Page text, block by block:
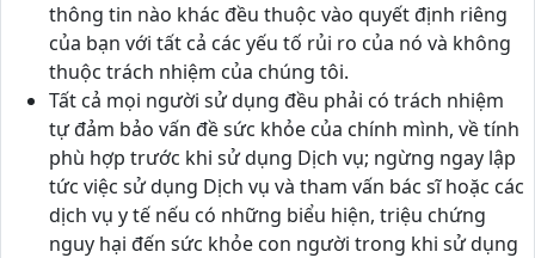
thông tin nào khác đều thuộc vào quyết định riêng
của bạn với tất cả các yếu tố rủi ro của nó và không
thuộc trách nhiệm của chúng tôi.
Tất cả mọi người sử dụng đều phải có trách nhiệm
tự đảm bảo vấn đề sức khỏe của chính mình, về tính
phù hợp trước khi sử dụng Dịch vụ; ngừng ngay lập
tức việc sử dụng Dịch vụ và tham vấn bác sĩ hoặc các
dịch vụ y tế nếu có những biểu hiện, triệu chứng
nguy hại đến sức khỏe con người trong khi sử dụng